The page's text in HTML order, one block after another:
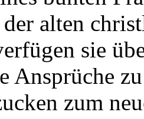
alten
sie
Ansprüche
zum